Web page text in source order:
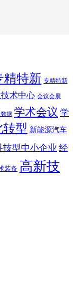
精特新 专精特新
术中心 会议会展
数据 学术会议 学
转型 新能源汽车
技型中小企业 经
装备 高新技